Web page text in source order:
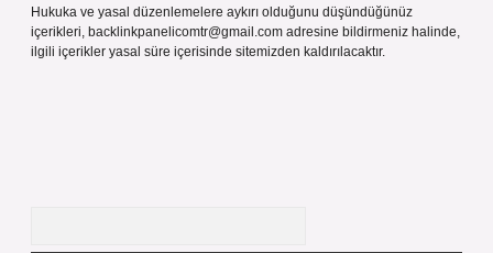
Hukuka ve yasal düzenlemelere aykırı olduğunu düşündüğünüz
içerikleri, backlinkpanelicomtr@gmail.com adresine bildirmeniz halinde,
ilgili içerikler yasal süre içerisinde sitemizden kaldırılacaktır.